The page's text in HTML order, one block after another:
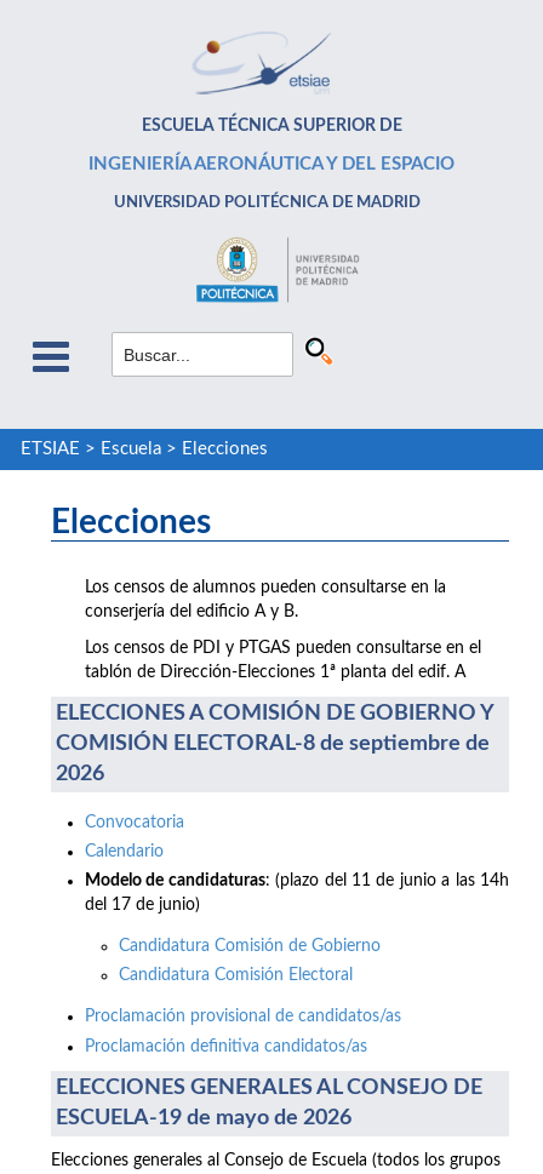
ESCUELA TÉCNICA SUPERIOR DE
INGENIERÍA AERONÁUTICA Y DEL ESPACIO
UNIVERSIDAD POLITÉCNICA DE MADRID
ETSIAE > Escuela> Elecciones
Elecciones
Los censos de alumnos pueden consultarse en la
conserjería del edificio A y B.
Los censos de PDI y PTGAS pueden consultarse en el
tablón de Dirección-Elecciones 1ª planta del edif. A
ELECCIONES A COMISIÓN DE GOBIERNO Y
COMISIÓN ELECTORAL-8 de septiembre de
2026
Convocatoria
Calendario
Modelo de candidaturas: (plazo del 11 de junio a las 14h
del 17 de junio)
Candidatura Comisión de Gobierno
Candidatura Comisión Electoral
Proclamación provisional de candidatos/as
Proclamación definitiva candidatos/as
ELECCIONES GENERALES AL CONSEJO DE
ESCUELA-19 de mayo de 2026
Elecciones generales al Consejo de Escuela (todos los grupos